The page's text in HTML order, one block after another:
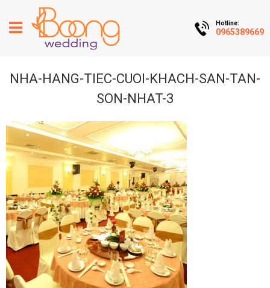
Hotline:
0965389669
NHA-HANG-TIEC-CUOI-KHACH-SAN-TAN-
SON-NHAT-3